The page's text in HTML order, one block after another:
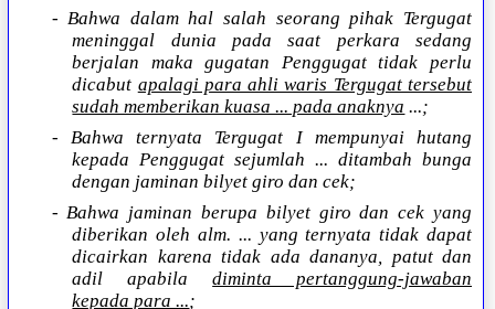
- Bahwa dalam hal salah seorang pihak Tergugat
meninggal dunia pada saat perkara sedang
berjalan maka gugatan Penggugat tidak perlu
dicabut apalagi para ahli waris Tergugat tersebut
sudah memberikan kuasa ... pada anaknya ...;
- Bahwa ternyata Tergugat I mempunyai hutang
kepada Penggugat sejumlah ... ditambah bunga
dengan jaminan bilyet giro dan cek;
- Bahwa jaminan berupa bilyet giro dan cek yang
diberikan oleh alm. ... yang ternyata tidak dapat
dicairkan karena tidak ada dananya, patut dan
adil apabiladiminta pertanggung-jawaban
kepada para ...;